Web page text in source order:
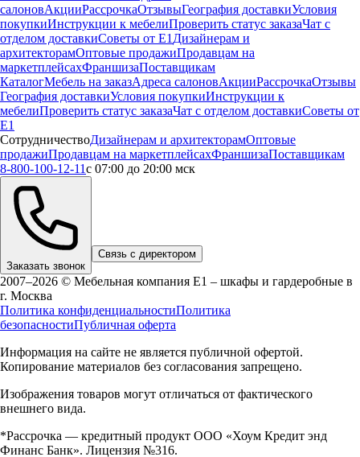
салоновАкцииРассрочкаОтзывыГеография доставкиУсловия
покупкиИнструкции к мебелиПроверить статус заказаЧат с
отделом доставкиСоветы от Е1 Дизайнерам и
архитекторамОптовые продажиПродавцам на
маркетплейсахФраншизаПоставщикам
КаталогМебель на заказАдреса салоновАкцииРассрочкаОтзывы
География доставкиУсловия покупкиИнструкции к
мебелиПроверить статус заказаЧат с отделом доставкиСоветы от
Е1
СотрудничествоДизайнерам и архитекторамОптовые
продажиПродавцам на маркетплейсахФраншизаПоставщикам
8-800-100-12-11с 07:00 до 20:00 мск
Заказать звонок
Связь с директором
2007–2026 © Мебельная компания Е1 – шкафы и гардеробные в
г. Москва
Политика конфиденциальностиПолитика
безопасностиПубличная оферта
Информация на сайте не является публичной офертой.
Копирование материалов без согласования запрещено.
Изображения товаров могут отличаться от фактического
внешнего вида.
*Рассрочка — кредитный продукт ООО «Хоум Кредит энд
Финанс Банк». Лицензия №316.